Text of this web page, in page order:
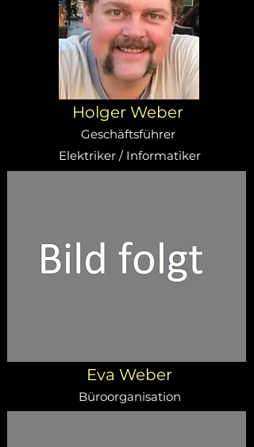
Holger Weber
Geschäftsführer
Elektriker / Informatiker
Eva Weber
Büroorganisation